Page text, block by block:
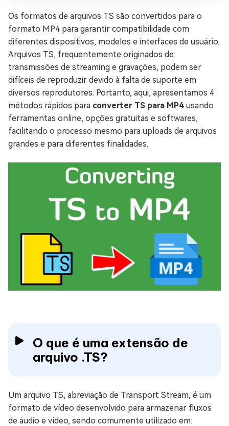
Os formatos de arquivos TS são convertidos para o
formato MP4 para garantir compatibilidade com
diferentes dispositivos, modelos e interfaces de usuário.
Arquivos TS, frequentemente originados de
transmissões de streaming e gravações, podem ser
difíceis de reproduzir devido à falta de suporte em
diversos reprodutores. Portanto, aqui, apresentamos 4
métodos rápidos para converter TS para MP4 usando
ferramentas online, opções gratuitas e softwares,
facilitando o processo mesmo para uploads de arquivos
grandes e para diferentes finalidades.
O que é uma extensão de
arquivo .TS?
Um arquivo TS, abreviação de Transport Stream, é um
formato de vídeo desenvolvido para armazenar fluxos
de áudio e vídeo, sendo comumente utilizado em: